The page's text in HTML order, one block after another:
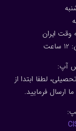
2 ساعت
آپ:
لطفا ابتدا از
ارسال فرمایید.